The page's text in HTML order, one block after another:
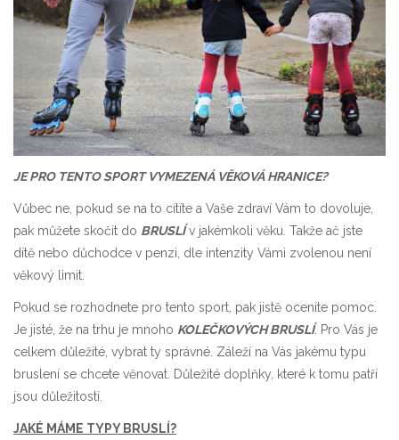
JE PRO TENTO SPORT VYMEZENÁ VĚKOVÁ HRANICE?
Vůbec ne, pokud se na to cítíte a Vaše zdraví Vám to dovoluje,
pak můžete skočit do BRUSLÍv jakémkoli věku. Takže ač jste
dítě nebo důchodce v penzi, dle intenzity Vámi zvolenou není
věkový limit.
Pokud se rozhodnete pro tento sport, pak jistě oceníte pomoc.
Je jisté, že na trhu je mnoho KOLEČKOVÝCH BRUSLÍ. Pro Vás je
celkem důležité, vybrat ty správné. Záleží na Vás jakému typu
bruslení se chcete věnovat. Důležité doplňky, které k tomu patří
jsou důležitostí.
JAKÉ MÁME TYPY BRUSLÍ?